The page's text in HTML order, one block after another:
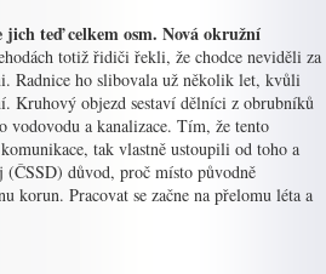
teď celkem osm. Nová okružní
totiž řidiči řekli, že chodce neviděli za
Radnice ho slibovala už několik let, kvůli
Kruhový objezd sestaví dělníci z obrubníků
vodovodu a kanalizace. Tím, že tento
tak vlastně ustoupili od toho a
(ČSSD) důvod, proč místo původně
korun. Pracovat se začne na přelomu léta a